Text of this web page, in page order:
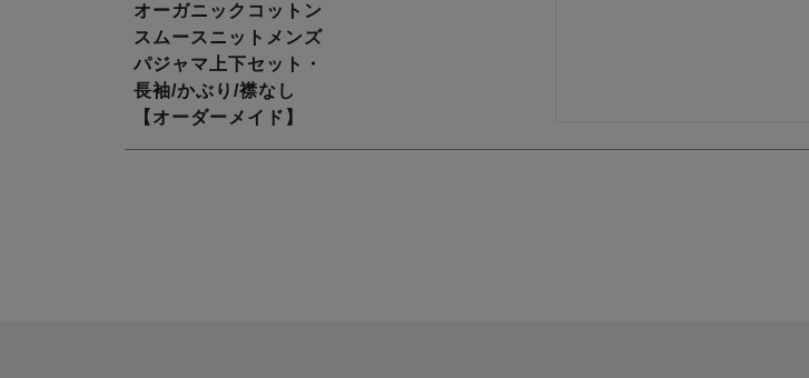
オーガニックコットン
スムースニットメンズ
パジャマ上下セット・
長袖/かぶり/襟なし
【オーダーメイド】